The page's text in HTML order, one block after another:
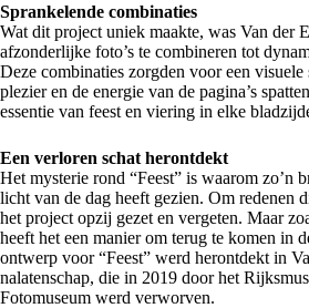
Sprankelende combinaties
Wat dit project uniek maakte, was Van der
afzonderlijke foto’s te combineren tot
Deze combinaties zorgden voor een
plezier en de energie van de pagina’s
essentie van feest en viering in elke
Een verloren schat herontdekt
Het mysterie rond “Feest” is waarom zo’n
licht van de dag heeft gezien. Om redenen
het project opzij gezet en vergeten. Maar
heeft het een manier om terug te komen in
ontwerp voor “Feest” werd herontdekt in
nalatenschap, die in 2019 door het
Fotomuseum werd verworven.